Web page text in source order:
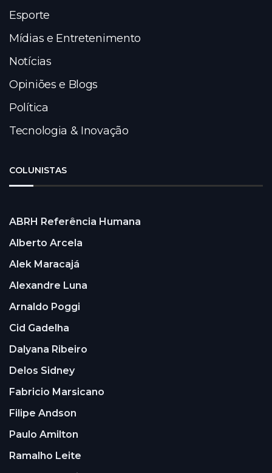
Esporte
Mídias e Entretenimento
Notícias
Opiniões e Blogs
Política
Tecnologia & Inovação
COLUNISTAS
ABRH Referência Humana
Alberto Arcela
Alek Maracajá
Alexandre Luna
Arnaldo Poggi
Cid Gadelha
Dalyana Ribeiro
Delos Sidney
Fabricio Marsicano
Filipe Andson
Paulo Amilton
Ramalho Leite